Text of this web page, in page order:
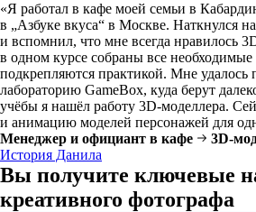
«Я работал в кафе моей семьи в
в „Азбуке вкуса“ в Москве. Наткнулся
и вспомнил, что мне всегда нравилось
в одном курсе собраны все
подкрепляются практикой. Мне удалось
лабораторию GameBox, куда берут
учёбы я нашёл работу 3D-моделлера.
и анимацию моделей персонажей для
Менеджер и официант в кафе
3D-
История Данила
Вы получите ключевые
креативного фотографа